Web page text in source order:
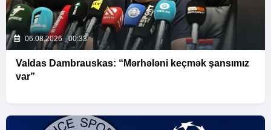
06.08.2026 - 00:33
Valdas Dambrauskas: “Mərhələni keçmək şansımız
var”